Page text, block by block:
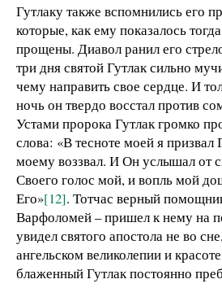
Гутлаку также вспомнились его
которые, как ему показалось
прощены. Диавол ранил его
три дня святой Гутлак сильно
чему направить свое сердце. И
ночь он твердо восстал против
Устами пророка Гутлак громко
слова: «В тесноте моей я призвал
моему воззвал. И Он услышал от
Своего голос мой, и вопль мой
Его»[12]. Тотчас верный
Варфоломей – пришел к нему на
увидел святого апостола не во
ангельском великолепии и
блаженный Гутлак постоянно